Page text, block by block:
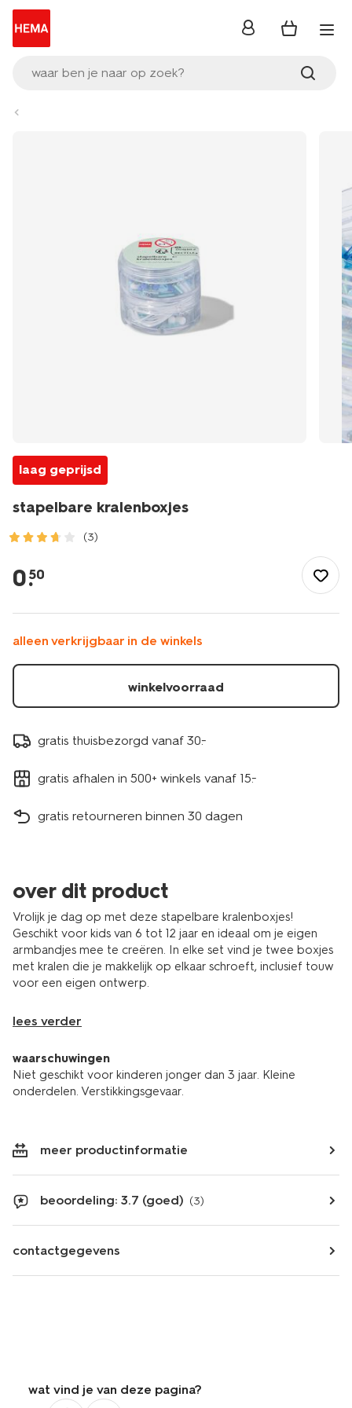
waar ben je naar op zoek?
inloggen
laag geprijsd
stapelbare kralenboxjes
(3)
kralenboxjes-
15100676.html
0.
50
alleen verkrijgbaar in de winkels
winkelvoorraad
gratis thuisbezorgd vanaf 30.-
gratis afhalen in 500+ winkels vanaf 15.-
gratis retourneren binnen 30 dagen
over dit product
Vrolijk je dag op met deze stapelbare kralenboxjes!
Geschikt voor kids van 6 tot 12 jaar en ideaal om je eigen
armbandjes mee te creëren. In elke set vind je twee boxjes
met kralen die je makkelijk op elkaar schroeft, inclusief touw
voor een eigen ontwerp.
lees verder
waarschuwingen
Niet geschikt voor kinderen jonger dan 3 jaar. Kleine
onderdelen. Verstikkingsgevaar.
meer productinformatie
beoordeling: 3.7 (goed) (3)
contactgegevens
wat vind je van deze pagina?